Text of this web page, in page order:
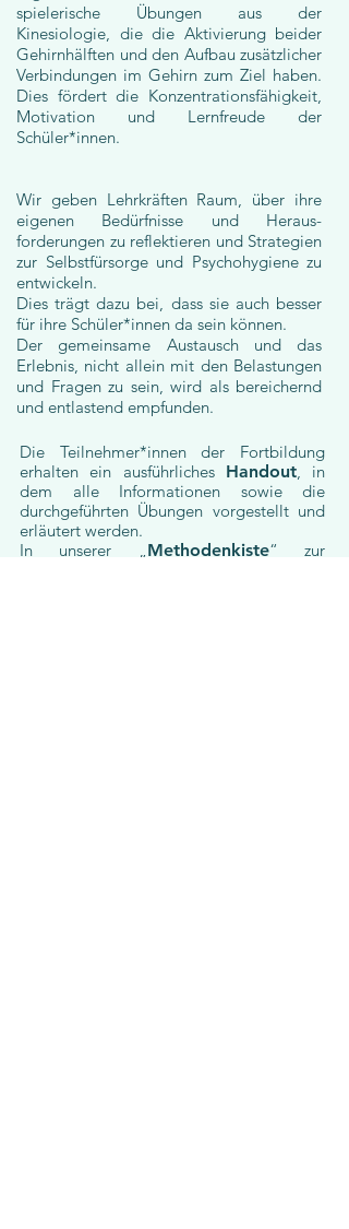
spielerische Übungen aus der
Kinesiologie, die die Aktivierung beider
Gehirnhälften und den Aufbau zusätzlicher
Verbindungen im Gehirn zum Ziel haben.
Dies fördert die Konzentrationsfähigkeit,
Motivation und Lernfreude der
Schüler*innen.
Wir geben Lehrkräften Raum, über ihre
eigenen Bedürfnisse und Heraus-
forderungen zu reflektieren und Strategien
zur Selbstfürsorge und Psychohygiene zu
entwickeln.
Dies trägt dazu bei, dass sie auch besser
für ihre Schüler*innen da sein können.
Der gemeinsame Austausch und das
Erlebnis, nicht allein mit den Belastungen
und Fragen zu sein, wird als bereichernd
und entlastend empfunden.
Die Teilnehmer*innen der Fortbildung
erhalten ein ausführliches Handout, in
dem alle Informationen sowie die
durchgeführten Übungen vorgestellt und
erläutert werden.
In unserer „Methodenkiste“ zur